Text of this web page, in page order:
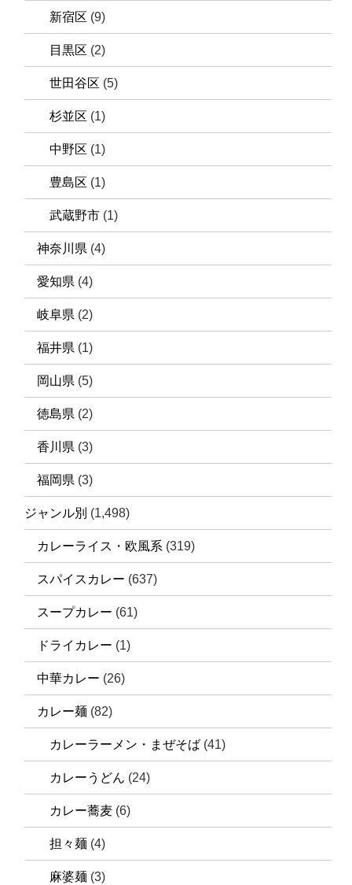
新宿区 (9)
目黒区 (2)
世田谷区 (5)
杉並区 (1)
中野区 (1)
豊島区 (1)
武蔵野市 (1)
神奈川県 (4)
愛知県 (4)
岐阜県 (2)
福井県 (1)
岡山県 (5)
徳島県 (2)
香川県 (3)
福岡県 (3)
ジャンル別 (1,498)
カレーライス・欧風系 (319)
スパイスカレー (637)
スープカレー (61)
ドライカレー (1)
中華カレー (26)
カレー麺 (82)
カレーラーメン・まぜそば (41)
カレーうどん (24)
カレー蕎麦 (6)
担々麺 (4)
麻婆麺 (3)